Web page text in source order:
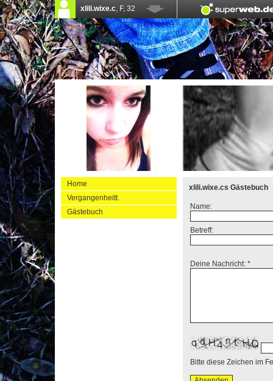
Home
Vergangenheitt.
Gästebuch
xlili.wixe.cs Gästebuch
Name:
Betreff:
Deine Nachricht: *
Bitte diese Zeichen im